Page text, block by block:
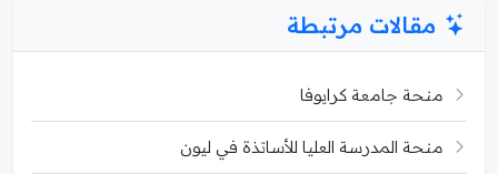
مقالات مرتبطة
منحة جامعة كرايوفا
منحة المدرسة العليا للأساتذة في ليون